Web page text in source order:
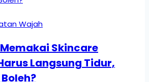
Wajah
Skincare
Langsung Tidur,